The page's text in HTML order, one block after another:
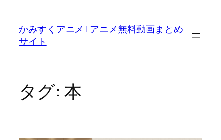
かみすくアニメ | アニメ無料動画まとめ
サイト
タグ: 本